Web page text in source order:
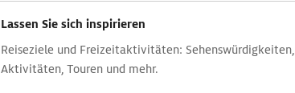
Lassen Sie sich inspirieren
Reise­ziele und Freizeit­aktivitäten: Sehens­würdig­keiten,
Aktivitäten, Touren und mehr.